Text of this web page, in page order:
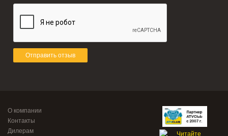
Отправить отзыв
О компании
Контакты
Дилерам